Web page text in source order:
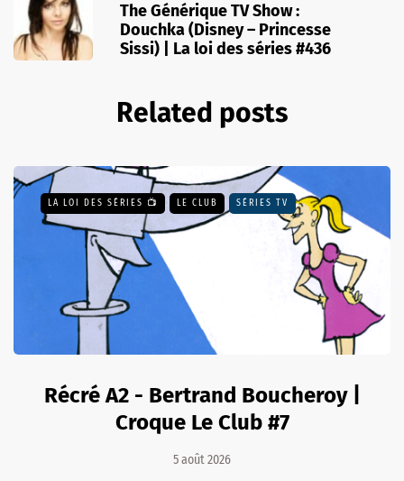
The Générique TV Show :
Douchka (Disney – Princesse
Sissi) | La loi des séries #436
Related posts
LA LOI DES SÉRIES 📺 LE CLUB SÉRIES TV
Récré A2 - Bertrand Boucheroy |
Croque Le Club #7
5 août 2026